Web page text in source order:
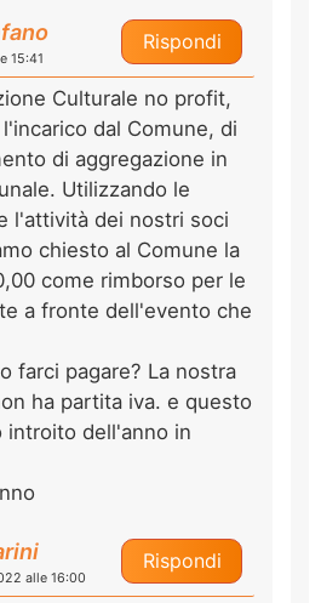
Rispondi
15:41
Culturale no profit,
dal Comune, di
di aggregazione in
Utilizzando le
l'attività dei nostri soci
chiesto al Comune la
come rimborso per le
a fronte dell'evento che
farci pagare? La nostra
ha partita iva. e questo
introito dell'anno in
Rispondi
alle 16:00